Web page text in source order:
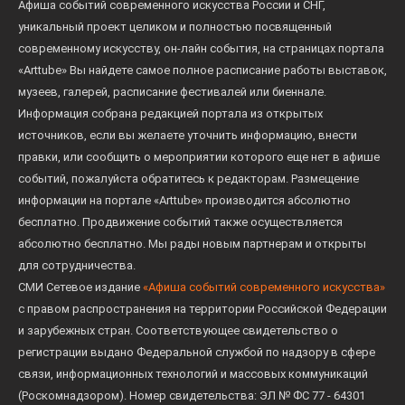
Афиша событий современного искусства России и СНГ,
уникальный проект целиком и полностью посвященный
современному искусству, он-лайн события, на страницах портала
«Arttube» Вы найдете самое полное расписание работы выставок,
музеев, галерей, расписание фестивалей или биеннале.
Информация собрана редакцией портала из открытых
источников, если вы желаете уточнить информацию, внести
правки, или сообщить о мероприятии которого еще нет в афише
событий, пожалуйста обратитесь к редакторам. Размещение
информации на портале «Arttube» производится абсолютно
бесплатно. Продвижение событий также осуществляется
абсолютно бесплатно. Мы рады новым партнерам и открыты
для сотрудничества.
СМИ Сетевое издание «Афиша событий современного искусства»
с правом распространения на территории Российской Федерации
и зарубежных стран. Соответствующее свидетельство о
регистрации выдано Федеральной службой по надзору в сфере
связи, информационных технологий и массовых коммуникаций
(Роскомнадзором). Номер свидетельства: ЭЛ № ФС 77 - 64301